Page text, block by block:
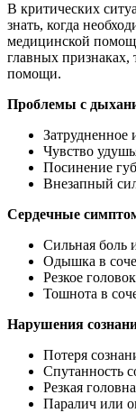
В критических
знать, когда
медицинской
главных признаках,
помощи.
Проблемы с
Чувство
Посинение
Внезапный
Сердечные
Сильная боль
Одышка в
Резкое
Тошнота в
Нарушения
Потеря
Спутанность
Резкая
Паралич или